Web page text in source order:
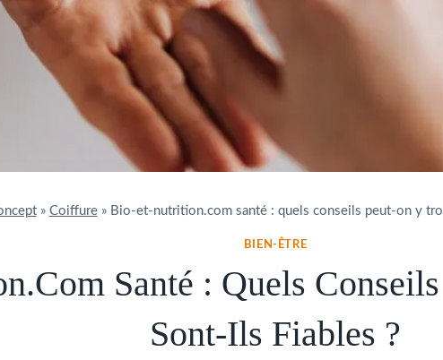
» Coiffure» Bio-et-nutrition.com santé : quels conseils peut-on y
BIEN-ÊTRE
Santé : Quels
Sont-Ils Fiables ?